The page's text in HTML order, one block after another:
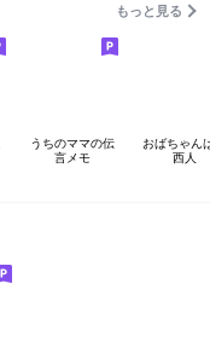
もっと見る
うちのママの伝
言メモ
おばちゃん
西人